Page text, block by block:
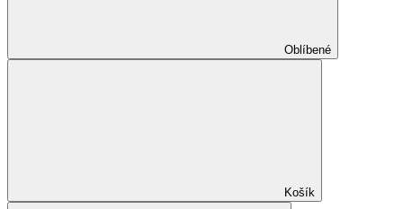
Oblíbené
Košík